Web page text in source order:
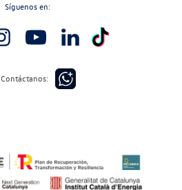
Síguenos en:
Contáctanos: